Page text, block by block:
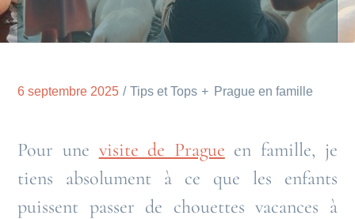
6 septembre 2025 Tips et Tops Prague en famille
Pour une visite de Prague en famille, je
tiens absolument à ce que les enfants
puissent passer de chouettes vacances à